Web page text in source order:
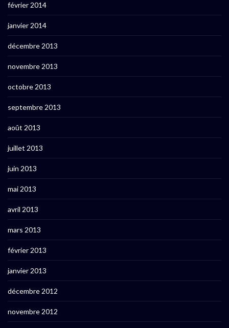
février 2014
janvier 2014
décembre 2013
novembre 2013
octobre 2013
septembre 2013
août 2013
juillet 2013
juin 2013
mai 2013
avril 2013
mars 2013
février 2013
janvier 2013
décembre 2012
novembre 2012